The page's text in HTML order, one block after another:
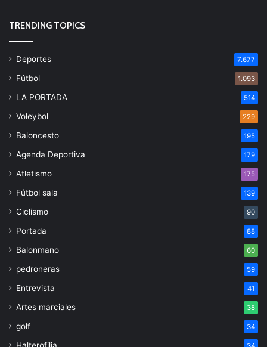
TRENDING TOPICS
Deportes 7.677
Fútbol 1.093
LA PORTADA 514
Voleybol 229
Baloncesto 195
Agenda Deportiva 179
Atletismo 175
Fútbol sala 139
Ciclismo 90
Portada 88
Balonmano 60
pedroneras 59
Entrevista 41
Artes marciales 38
golf 34
Halterofilia